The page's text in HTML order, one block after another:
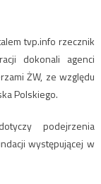
tvp.info rzecznik
dokonali agenci
ŻW, ze względu
Polskiego.
podejrzenia
występującej w